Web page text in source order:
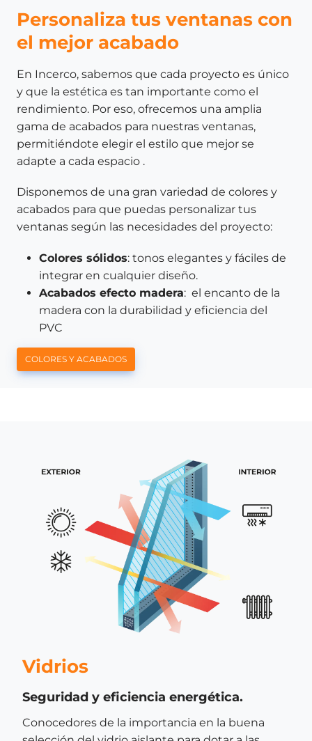
Personaliza tus ventanas con
el mejor acabado
En Incerco, sabemos que cada proyecto es único
y que la estética es tan importante como el
rendimiento. Por eso, ofrecemos una amplia
gama de acabados para nuestras ventanas,
permitiéndote elegir el estilo que mejor se
adapte a cada espacio .
Disponemos de una gran variedad de colores y
acabados para que puedas personalizar tus
ventanas según las necesidades del proyecto:
Colores sólidos: tonos elegantes y fáciles de
integrar en cualquier diseño.
Acabados efecto madera: el encanto de la
madera con la durabilidad y eficiencia del
PVC
COLORES Y ACABADOS
Vidrios
Seguridad y eficiencia energética.
Conocedores de la importancia en la buena